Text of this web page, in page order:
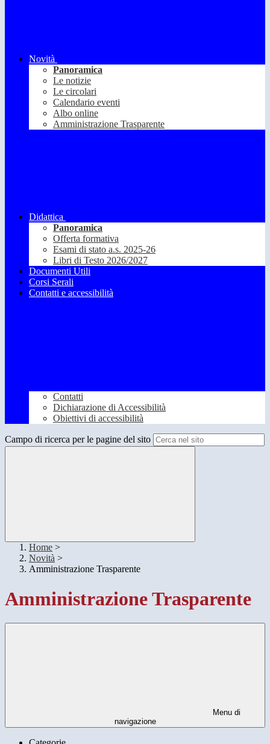
Novità
Panoramica
Le notizie
Le circolari
Calendario eventi
Albo online
Amministrazione Trasparente
Didattica
Panoramica
Offerta formativa
Esami di stato a.s. 2025-26
Libri di Testo 2026/2027
Documenti Utili
Corsi Serali
Contatti e accessibilità
Contatti
Dichiarazione di Accessibilità
Obiettivi di accessibilità
Campo di ricerca per le pagine del sito
Home >
Novità >
Amministrazione Trasparente
Amministrazione Trasparente
Menu di
navigazione